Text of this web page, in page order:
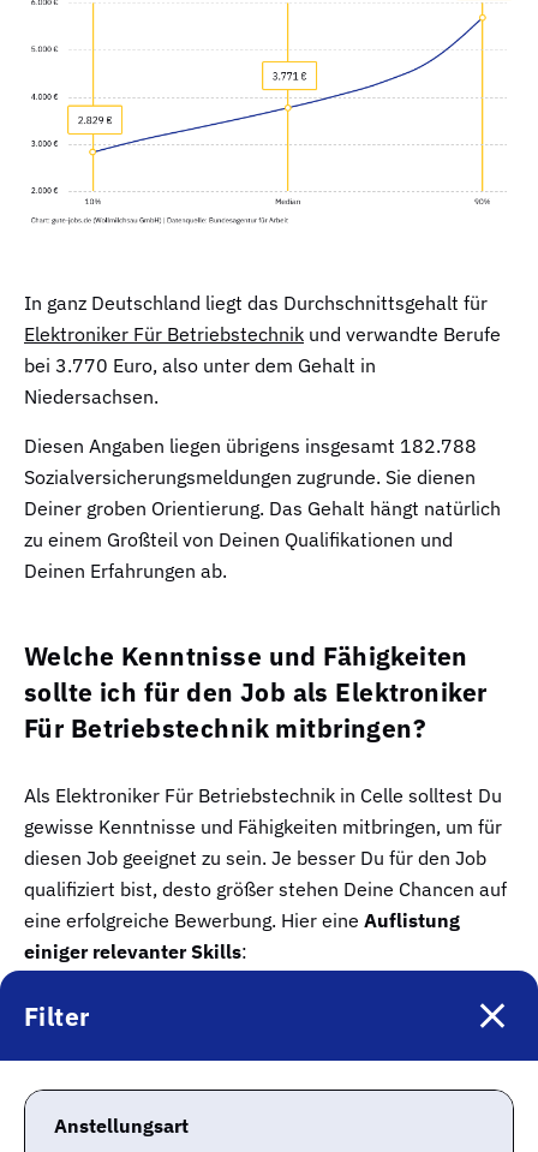
Filter
Anstellungsart
In ganz Deutschland liegt das Durchschnittsgehalt für
Elektroniker Für Betriebstechnik und verwandte Berufe
bei 3.770 Euro, also unter dem Gehalt in
Niedersachsen.
Diesen Angaben liegen übrigens insgesamt 182.788
Sozialversicherungsmeldungen zugrunde. Sie dienen
Deiner groben Orientierung. Das Gehalt hängt natürlich
zu einem Großteil von Deinen Qualifikationen und
Deinen Erfahrungen ab.
Welche Kenntnisse und Fähigkeiten
sollte ich für den Job als Elektroniker
Für Betriebstechnik mitbringen?
Als Elektroniker Für Betriebstechnik in Celle solltest Du
gewisse Kenntnisse und Fähigkeiten mitbringen, um für
diesen Job geeignet zu sein. Je besser Du für den Job
qualifiziert bist, desto größer stehen Deine Chancen auf
eine erfolgreiche Bewerbung. Hier eine Auflistung
einiger relevanter Skills:
elektrische Schaltbilder